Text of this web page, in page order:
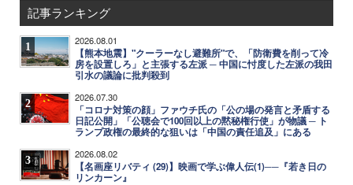
記事ランキング
1 2026.08.01
【熊本地震】"クーラーなし避難所"で、「防衛費を削って冷
房を設置しろ」と主張する左派 ─ 中国に忖度した左派の我田
引水の議論に批判殺到
2 2026.07.30
「コロナ対策の顔」ファウチ氏の「公の場の発言と矛盾する
日記公開」「公聴会で100回以上の黙秘権行使」が物議 ─ ト
ランプ政権の最終的な狙いは「中国の責任追及」にある
3 2026.08.02
【名画座リバティ (29)】映画で学ぶ偉人伝(1)──『若き日の
リンカーン』